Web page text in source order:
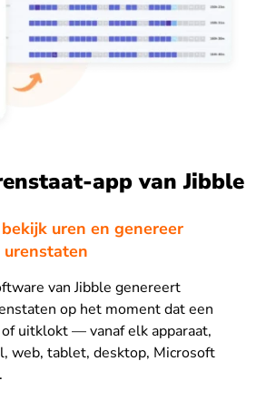
app van Jibble
uren en genereer
van Jibble genereert
op het moment dat een
uitklokt — vanaf elk apparaat,
web, tablet, desktop, Microsoft